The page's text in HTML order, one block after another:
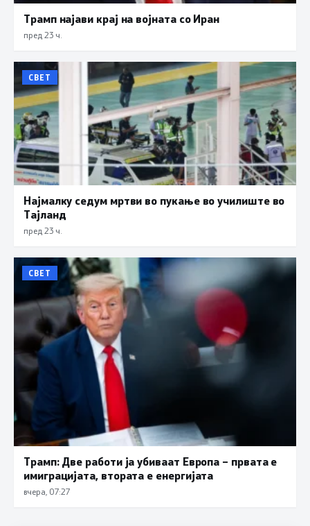
Трамп најави крај на војната со Иран
пред 23 ч.
СВЕТ
Најмалку седум мртви во пукање во училиште во
Тајланд
пред 23 ч.
СВЕТ
Трамп: Две работи ја убиваат Европа – првата е
имиграцијата, втората е енергијата
вчера, 07:27